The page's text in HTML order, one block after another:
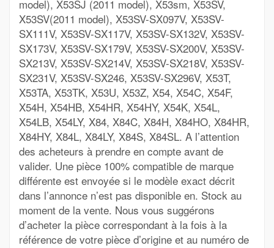
model), X53SJ (2011 model), X53sm, X53SV,
X53SV(2011 model), X53SV-SX097V, X53SV-
SX111V, X53SV-SX117V, X53SV-SX132V, X53SV-
SX173V, X53SV-SX179V, X53SV-SX200V, X53SV-
SX213V, X53SV-SX214V, X53SV-SX218V, X53SV-
SX231V, X53SV-SX246, X53SV-SX296V, X53T,
X53TA, X53TK, X53U, X53Z, X54, X54C, X54F,
X54H, X54HB, X54HR, X54HY, X54K, X54L,
X54LB, X54LY, X84, X84C, X84H, X84HO, X84HR,
X84HY, X84L, X84LY, X84S, X84SL. A l’attention
des acheteurs à prendre en compte avant de
valider. Une pièce 100% compatible de marque
différente est envoyée si le modèle exact décrit
dans l’annonce n’est pas disponible en. Stock au
moment de la vente. Nous vous suggérons
d’acheter la pièce correspondant à la fois à la
référence de votre pièce d’origine et au numéro de